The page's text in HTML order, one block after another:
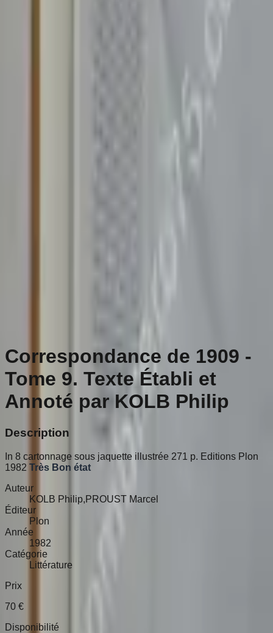
Correspondance de 1909 -
Tome 9. Texte Établi et
Annoté par KOLB Philip
Description
In 8 cartonnage sous jaquette illustrée 271 p. Editions Plon
1982 Très Bon état
Auteur
KOLB Philip,PROUST Marcel
Éditeur
Plon
Année
1982
Catégorie
Littérature
Prix
70 €
Disponibilité